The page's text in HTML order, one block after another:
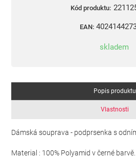
Kód produktu:
EAN:
skladem
Popis produktu
Vlastnosti
Dámská souprava - podprsenka s
Material : 100% Polyamid v černé barvě.